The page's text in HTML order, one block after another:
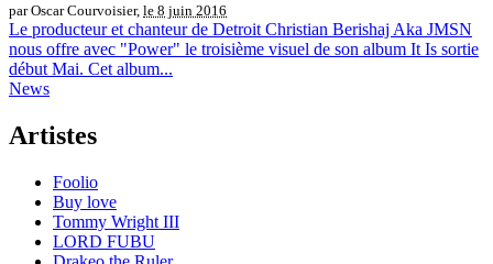
par Oscar Courvoisier, le 8 juin 2016
Le producteur et chanteur de Detroit Christian Berishaj Aka JMSN
nous offre avec "Power" le troisième visuel de son album It Is sortie
début Mai. Cet album...
News
Artistes
Foolio
Buy love
Tommy Wright III
LORD FUBU